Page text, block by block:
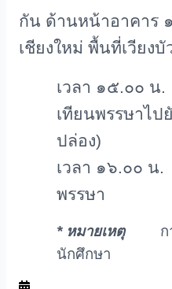
กัน ด้านหน้าอาคาร
เชียงใหม่ พื้นที่เวียงบั
เวลา ๑๕.๐
เทียนพรรษาไป
ปล่อง)
เวลา ๑๖.๐๐
พรรษา
* หมายเหตุการแ
นักศึกษา